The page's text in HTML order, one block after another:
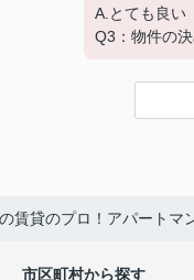
A.とても良い
Q3：物件の
賃貸のプロ！アパートマ
市区町村から探す